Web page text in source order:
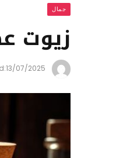
جمال
زيوت
13/07/2025